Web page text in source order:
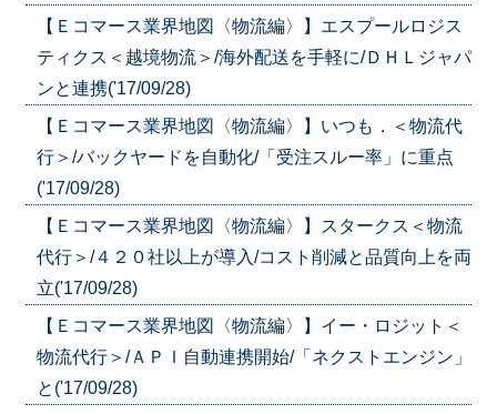
【Ｅコマース業界地図〈物流編〉】エスプールロジス
ティクス＜越境物流＞/海外配送を手軽に/ＤＨＬジャパ
ンと連携('17/09/28)
【Ｅコマース業界地図〈物流編〉】いつも．＜物流代
行＞/バックヤードを自動化/「受注スルー率」に重点
('17/09/28)
【Ｅコマース業界地図〈物流編〉】スタークス＜物流
代行＞/４２０社以上が導入/コスト削減と品質向上を両
立('17/09/28)
【Ｅコマース業界地図〈物流編〉】イー・ロジット＜
物流代行＞/ＡＰＩ自動連携開始/「ネクストエンジン」
と('17/09/28)